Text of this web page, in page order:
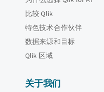
比较 Qlik
特色技术合作伙伴
数据来源和目标
Qlik 区域
关于我们